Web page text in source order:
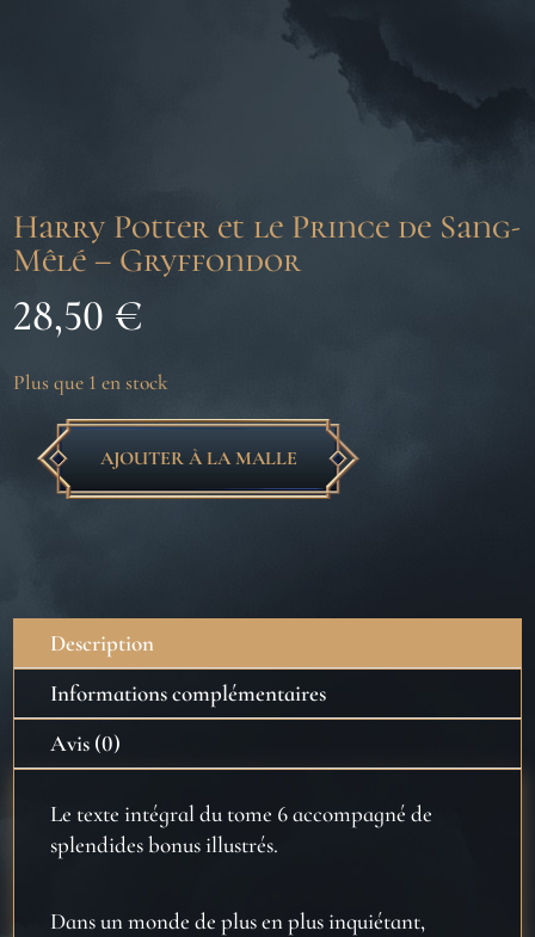
Harry Potter et le Prince de Sang-
Mêlé – Gryffondor
28,50 €
Plus que 1 en stock
quantité
Prince
Sang-
Mêlé
Gryffondor
AJOUTER À LA MALLE
Description
Informations complémentaires
Avis (0)
Le texte intégral du tome 6 accompagné de
splendides bonus illustrés.
Dans un monde de plus en plus inquiétant,